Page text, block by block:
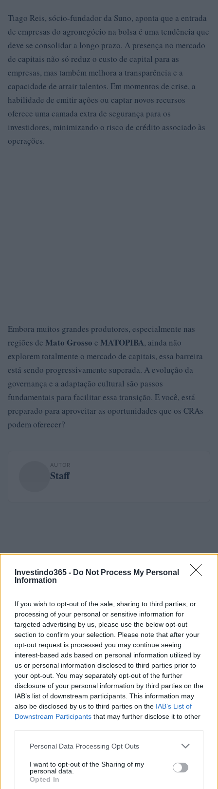
Investindo365 - Do Not Process My Personal
Information
If you wish to opt-out of the sale, sharing to third parties, or
processing of your personal or sensitive information for
targeted advertising by us, please use the below opt-out
section to confirm your selection. Please note that after your
opt-out request is processed you may continue seeing
interest-based ads based on personal information utilized by
us or personal information disclosed to third parties prior to
your opt-out. You may separately opt-out of the further
disclosure of your personal information by third parties on the
IAB’s list of downstream participants. This information may
also be disclosed by us to third parties on the IAB’s List of
Downstream Participants that may further disclose it to other
Please note that this website/app uses one or more Google
not limited to your visit or usage behaviour. You may click to
grant or deny consent to Google and its third-party tags to
use your data for below specified purposes in below Google
Personal Data Processing Opt Outs
I want to opt-out of the Sharing of my
personal data.
Opted In
Tiago Reis, sócio-fundador da Suno, aponta que a entrada
de empresas do agronegócio na bolsa é uma tendência que
deve se consolidar a longo prazo. A presença no mercado
de capitais não só reduz o custo de capital para as
empresas, mas também melhora a transparência e a
capacidade de atrair talentos. Em momentos de crise, a
habilidade de emitir ações ou captar novos recursos
oferece uma camada extra de segurança para os
investidores, minimizando o risco de crédito associado às
operações.
Embora muitos grandes produtores, especialmente nas
regiões de Mato Grosso e MATOPIBA, ainda não
explorem totalmente o mercado de capitais, essa barreira
está sendo progressivamente superada. A evolução da
governança e a adaptação cultural são passos
fundamentais para facilitar essa transição. E você, está
preparado para aproveitar as oportunidades que os CRAs
podem oferecer?
AUTOR
Staff
Continue lendo